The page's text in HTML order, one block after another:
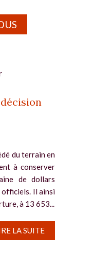
du terrain en
à conserver
de dollars
officiels. Il ainsi
à 13 653...
LA SUITE